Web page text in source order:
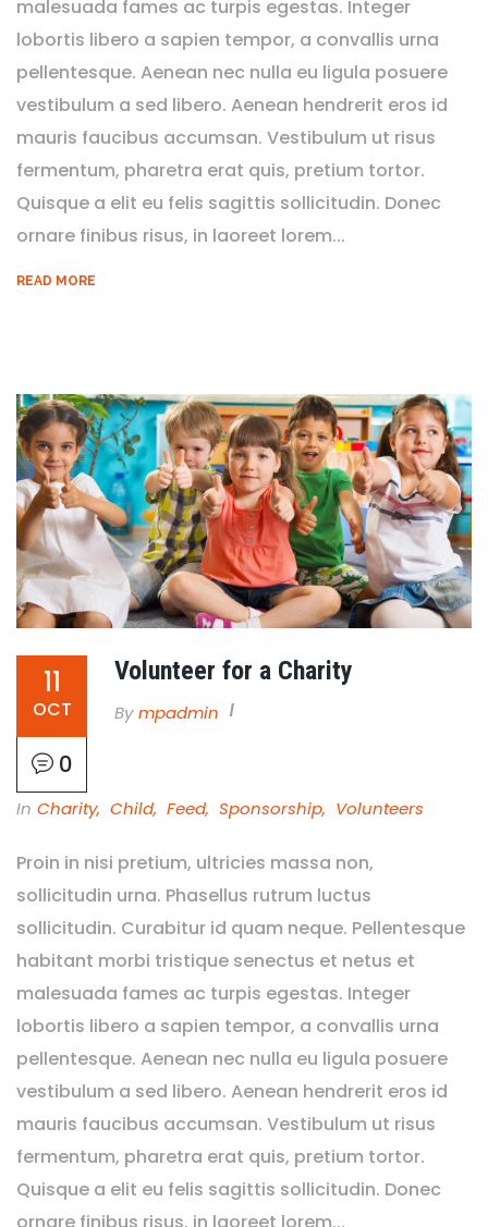
malesuada fames ac turpis egestas. Integer
lobortis libero a sapien tempor, a convallis urna
pellentesque. Aenean nec nulla eu ligula posuere
vestibulum a sed libero. Aenean hendrerit eros id
mauris faucibus accumsan. Vestibulum ut risus
fermentum, pharetra erat quis, pretium tortor.
Quisque a elit eu felis sagittis sollicitudin. Donec
ornare finibus risus, in laoreet lorem...
READ MORE
11
OCT
0
Volunteer for a Charity
By Mpadmin
In Charity, Child, Feed, Sponsorship, Volunteers
Proin in nisi pretium, ultricies massa non,
sollicitudin urna. Phasellus rutrum luctus
sollicitudin. Curabitur id quam neque. Pellentesque
habitant morbi tristique senectus et netus et
malesuada fames ac turpis egestas. Integer
lobortis libero a sapien tempor, a convallis urna
pellentesque. Aenean nec nulla eu ligula posuere
vestibulum a sed libero. Aenean hendrerit eros id
mauris faucibus accumsan. Vestibulum ut risus
fermentum, pharetra erat quis, pretium tortor.
Quisque a elit eu felis sagittis sollicitudin. Donec
ornare finibus risus, in laoreet lorem...